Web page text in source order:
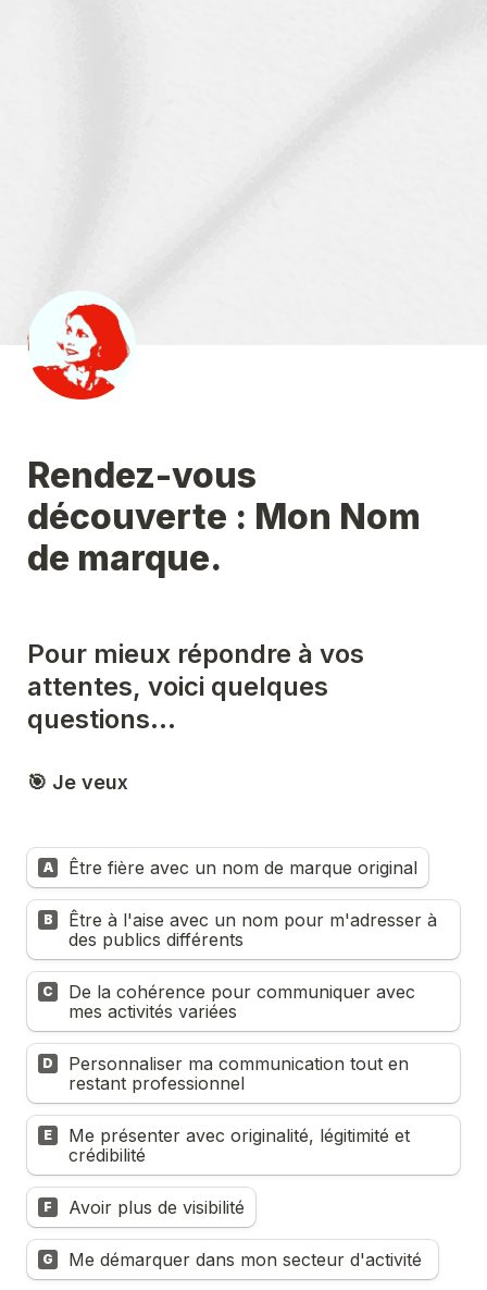
Rendez-vous
découverte : Mon Nom
de marque.
Pour mieux répondre à vos
attentes, voici quelques
questions...
🎯 Je veux
A Être fière avec un nom de marque original
B
Être à l'aise avec un nom pour m'adresser à
des publics différents
C
De la cohérence pour communiquer avec
mes activités variées
D
Personnaliser ma communication tout en
restant professionnel
E
Me présenter avec originalité, légitimité et
crédibilité
F Avoir plus de visibilité
G